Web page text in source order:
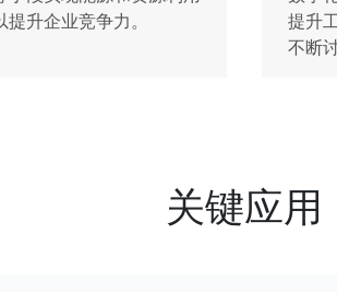
升企业竞争力。
提升
不断
关键应用